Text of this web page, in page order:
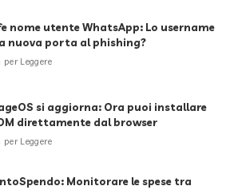
nome utente WhatsApp: Lo username
nuova porta al phishing?
Leggere
si aggiorna: Ora puoi installare
direttamente dal browser
Leggere
Monitorare le spese tra